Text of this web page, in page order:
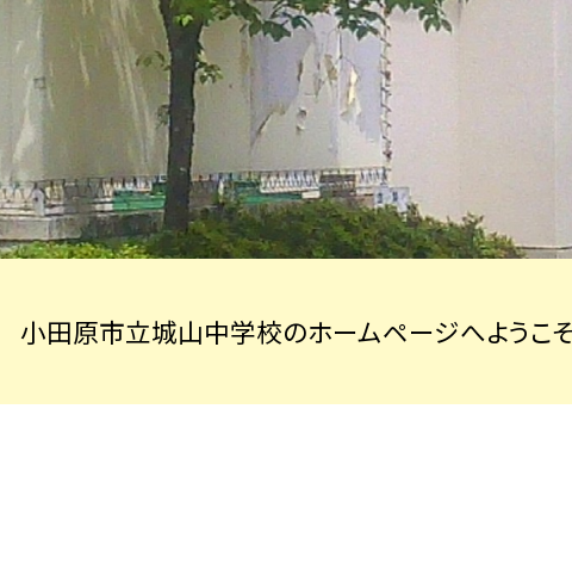
小田原市立城山中学校のホームページへようこそ